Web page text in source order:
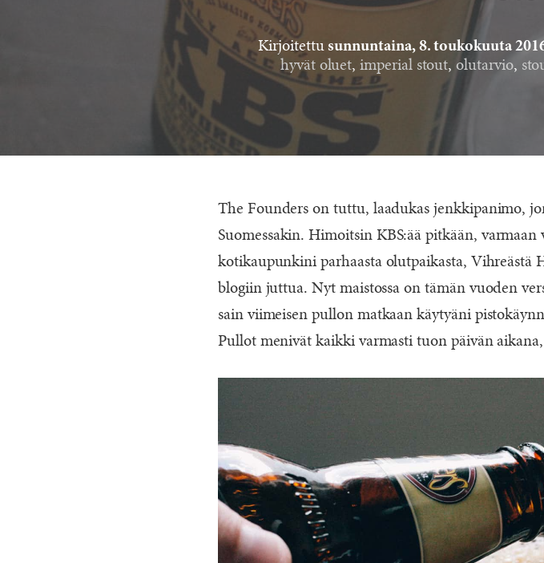
Kirjoitettusunnuntaina, 8. toukokuuta
hyvät oluet,imperial stout,olutarvio,
The Founders on tuttu, laadukas jenkkipanimo,
Suomessakin. Himoitsin KBS:ää pitkään,
kotikaupunkini parhaasta olutpaikasta, Vihreästä
blogiin juttua. Nyt maistossa on tämän vuoden
sain viimeisen pullon matkaan käytyäni
Pullot menivät kaikki varmasti tuon päivän